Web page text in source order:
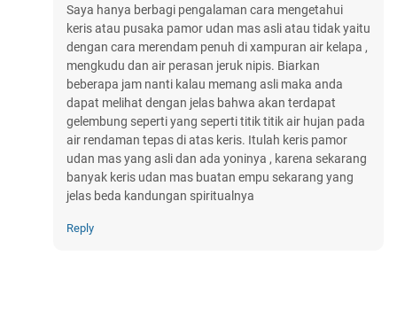
Saya hanya berbagi pengalaman cara mengetahui
keris atau pusaka pamor udan mas asli atau tidak yaitu
dengan cara merendam penuh di xampuran air kelapa ,
mengkudu dan air perasan jeruk nipis. Biarkan
beberapa jam nanti kalau memang asli maka anda
dapat melihat dengan jelas bahwa akan terdapat
gelembung seperti yang seperti titik titik air hujan pada
air rendaman tepas di atas keris. Itulah keris pamor
udan mas yang asli dan ada yoninya , karena sekarang
banyak keris udan mas buatan empu sekarang yang
jelas beda kandungan spiritualnya
Reply